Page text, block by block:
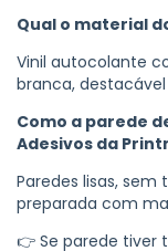
Qual o material
Vinil autocolante
branca,
Como a parede
Adesivos da
Paredes lisas,
preparada com
👉 Se parede tiver